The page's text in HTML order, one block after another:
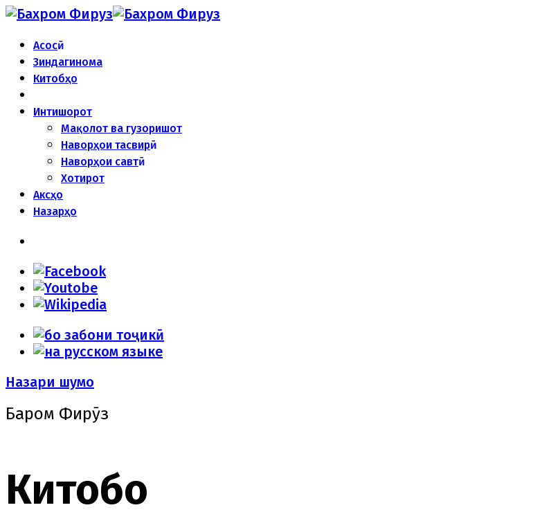
Асосӣ
Зиндагинома
Китобҳо
Интишорот
Мақолот ва гузоришот
Наворҳои тасвирӣ
Наворҳои савтӣ
Хотирот
Аксҳо
Назарҳо
Назари шумо
Баҳром Фирӯз
Китобҳо